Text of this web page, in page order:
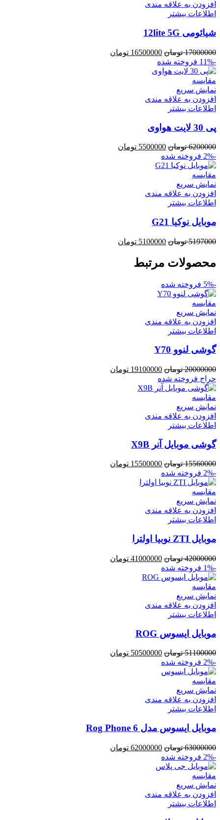
افزودن به علاقه مندی
اطلاعات بیشتر
شیائومی 12lite 5G
17000000 تومان 16500000 تومان
-11%
فروخته شده
مقايسه
نمایش سریع
افزودن به علاقه مندی
اطلاعات بیشتر
پی 30 لایت هواوی
6200000 تومان 5500000 تومان
-2%
فروخته شده
مقايسه
نمایش سریع
افزودن به علاقه مندی
اطلاعات بیشتر
موبایل نوکیا G21
5197000 تومان 5100000 تومان
محصولات مرتبط
-5% فروخته شده
مقايسه
نمایش سریع
افزودن به علاقه مندی
اطلاعات بیشتر
گوشی لنوو Y70
20000000 تومان 19100000 تومان
حراج فروخته شده
مقايسه
نمایش سریع
افزودن به علاقه مندی
اطلاعات بیشتر
گوشی موبایل آنر X9B
15560000 تومان 15500000 تومان
-2%
فروخته شده
مقايسه
نمایش سریع
افزودن به علاقه مندی
اطلاعات بیشتر
موبایل ZTI نوبیا اولترا
42000000 تومان 41000000 تومان
-1%
فروخته شده
مقايسه
نمایش سریع
افزودن به علاقه مندی
اطلاعات بیشتر
موبایل ایسوس ROG
51100000 تومان 50500000 تومان
-2%
فروخته شده
مقايسه
نمایش سریع
افزودن به علاقه مندی
اطلاعات بیشتر
موبایل ایسوس مدل Rog Phone 6
63000000 تومان 62000000 تومان
-2%
فروخته شده
مقايسه
نمایش سریع
افزودن به علاقه مندی
اطلاعات بیشتر